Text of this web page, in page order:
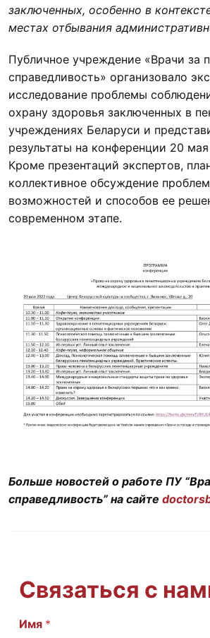
заключенных, особенно в
местах отбывания
Публичное учреждение «Врачи за
справедливость» организовало
исследование проблемы
охрану здоровья заключенных в
учреждениях Беларуси и
результаты на конференции 20
Кроме презентаций экспертов,
коллективное обсуждение
возможностей и способов ее
современном этапе.
Больше новостей о работе ПУ
справедливость” на сайте
Связаться с
Имя *
E